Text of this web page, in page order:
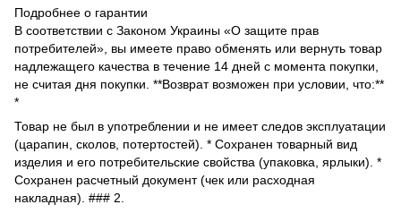
Подробнее о гарантии
В соответствии с Законом Украины «О защите прав
потребителей», вы имеете право обменять или вернуть товар
надлежащего качества в течение 14 дней с момента покупки,
не считая дня покупки. **Возврат возможен при условии, что:**
*
Товар не был в употреблении и не имеет следов эксплуатации
(царапин, сколов, потертостей). * Сохранен товарный вид
изделия и его потребительские свойства (упаковка, ярлыки). *
Сохранен расчетный документ (чек или расходная
накладная). ### 2.